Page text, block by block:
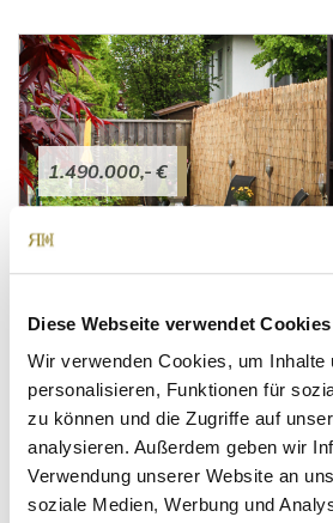
Diese Webseite verwendet Cookies
Wir verwenden Cookies, um Inhalte
personalisieren, Funktionen für
zu können und die Zugriffe auf
analysieren. Außerdem geben wir
Verwendung unserer Website an
soziale Medien, Werbung und
1.490.000,- €
***VERKAUFT!***Erstklassiges
519 m²
GRUNDSTÜCK